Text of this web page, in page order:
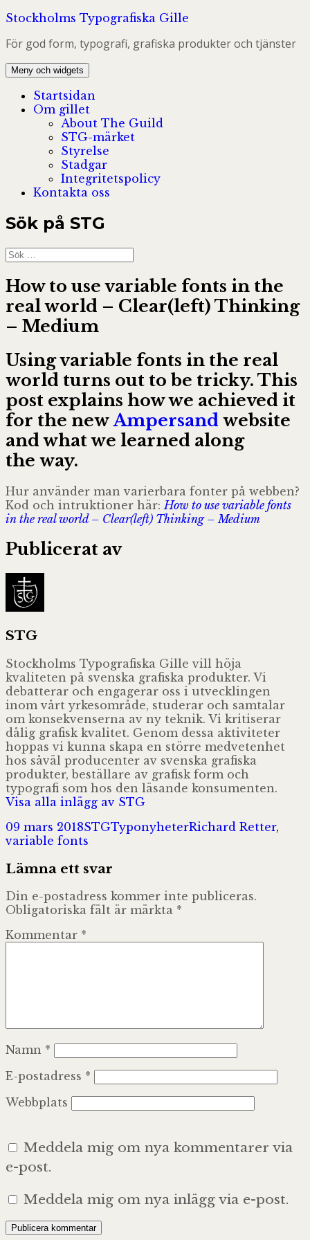
Hoppa
innehåll
Stockholms Typografiska Gille
För god form, typografi, grafiska produkter och tjänster
Meny och widgets
Startsidan
Om gillet
About The Guild
STG-märket
Styrelse
Stadgar
Integritetspolicy
Kontakta oss
Sök på STG
Sök
efter:
How to use variable fonts in the
real world – Clear(left) Thinking
– Medium
Using variable fonts in the real
world turns out to be tricky. This
post explains how we achieved it
for the newAmpersand website
and what we learned along
the way.
Hur använder man varierbara fonter på webben?
Kod och intruktioner här: How to use variable fonts
in the real world – Clear(left) Thinking – Medium
Publicerat av
STG
Stockholms Typografiska Gille vill höja
kvaliteten på svenska grafiska produkter. Vi
debatterar och engagerar oss i utvecklingen
inom vårt yrkesområde, studerar och samtalar
om konsekvenserna av ny teknik. Vi kritiserar
dålig grafisk kvalitet. Genom dessa aktiviteter
hoppas vi kunna skapa en större medvetenhet
hos såväl producenter av svenska grafiska
produkter, beställare av grafisk form och
typografi som hos den läsande konsumenten.
Visa alla inlägg av STG
Postat
09 mars 2018Författare
STGKategorier
TyponyheterTaggar
Richard Retter,
variable fonts
Lämna ett svar
Din e-postadress kommer inte publiceras.
Obligatoriska fält är märkta *
Kommentar *
Namn *
E-postadress *
Webbplats
Meddela mig om nya kommentarer via
e-post.
Meddela mig om nya inlägg via e-post.